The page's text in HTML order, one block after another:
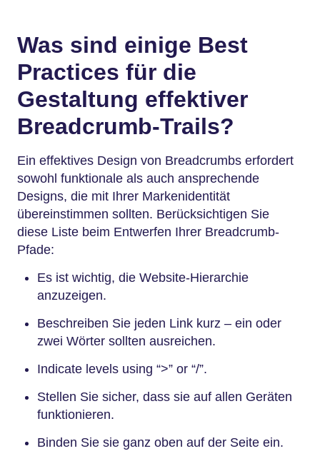
Was sind einige Best
Practices für die
Gestaltung effektiver
Breadcrumb-Trails?
Ein effektives Design von Breadcrumbs erfordert
sowohl funktionale als auch ansprechende
Designs, die mit Ihrer Markenidentität
übereinstimmen sollten. Berücksichtigen Sie
diese Liste beim Entwerfen Ihrer Breadcrumb-
Pfade:
Es ist wichtig, die Website-Hierarchie
anzuzeigen.
Beschreiben Sie jeden Link kurz – ein oder
zwei Wörter sollten ausreichen.
Indicate levels using “>” or “/”.
Stellen Sie sicher, dass sie auf allen Geräten
funktionieren.
Binden Sie sie ganz oben auf der Seite ein.